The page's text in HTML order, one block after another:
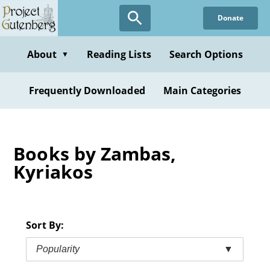
Skip
to
content
Donate
About ▼ Reading Lists Search Options
Frequently Downloaded Main Categories
Books by Zambas,
Kyriakos
Sort By:
Popularity ▼